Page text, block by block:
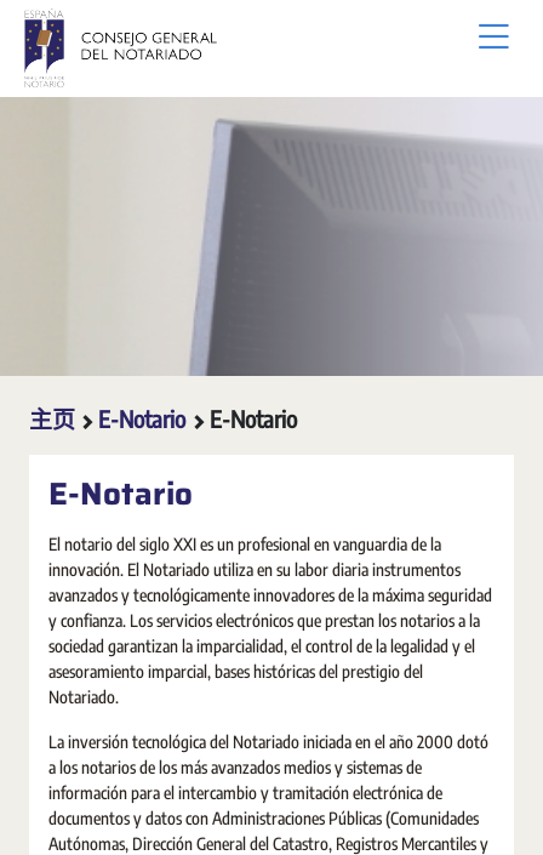
跳转到主内容
主页 E-Notario E-Notario
E-Notario
El notario del siglo XXI es un profesional en vanguardia de la
innovación. El Notariado utiliza en su labor diaria instrumentos
avanzados y tecnológicamente innovadores de la máxima seguridad
y confianza. Los servicios electrónicos que prestan los notarios a la
sociedad garantizan la imparcialidad, el control de la legalidad y el
asesoramiento imparcial, bases históricas del prestigio del
Notariado.
La inversión tecnológica del Notariado iniciada en el año 2000 dotó
a los notarios de los más avanzados medios y sistemas de
información para el intercambio y tramitación electrónica de
documentos y datos con Administraciones Públicas (Comunidades
Autónomas, Dirección General del Catastro, Registros Mercantiles y